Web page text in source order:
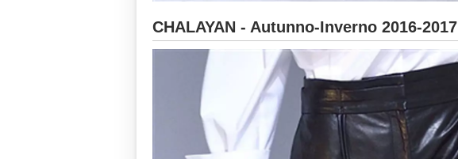
CHALAYAN - Autunno-Inverno 2016-2017